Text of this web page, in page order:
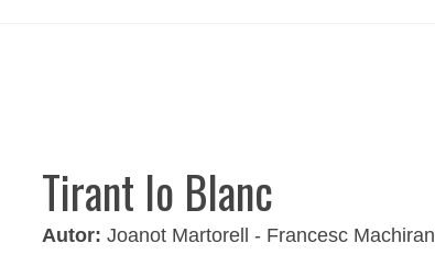
Tirant lo Blanc
Autor:Joanot Martorell - Francesc